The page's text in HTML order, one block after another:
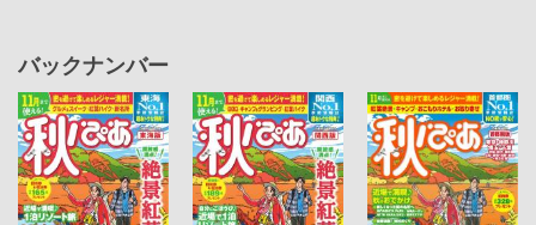
バックナンバー